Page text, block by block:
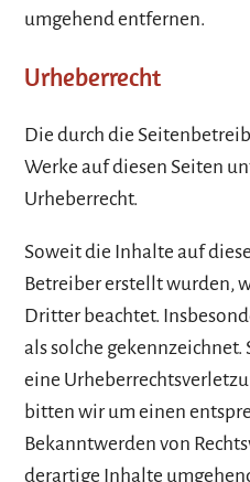
umgehend entfernen.
Urheberrecht
Die durch die
Werke auf diesen Seiten
Urheberrecht.
Soweit die Inhalte auf
Betreiber erstellt wurden,
Dritter beachtet.
als solche
eine
bitten wir um einen
Bekanntwerden von
derartige Inhalte